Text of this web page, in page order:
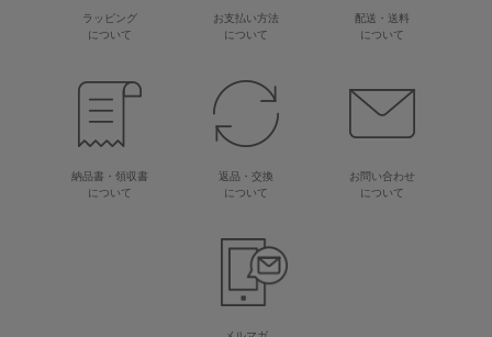
ラッピング
について
お支払い方法
について
配送・送料
について
納品書・領収書
について
返品・交換
について
お問い合わせ
について